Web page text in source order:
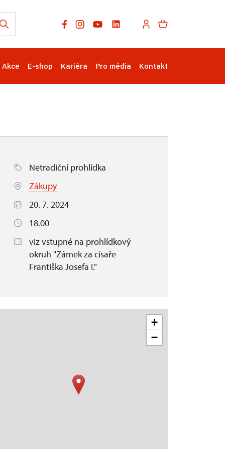
Akce E-shop Kariéra Pro média Kontakt
Netradiční prohlídka
Zákupy
20. 7. 2024
18.00
viz vstupné na prohlídkový
okruh "Zámek za císaře
Františka Josefa I."
+
−